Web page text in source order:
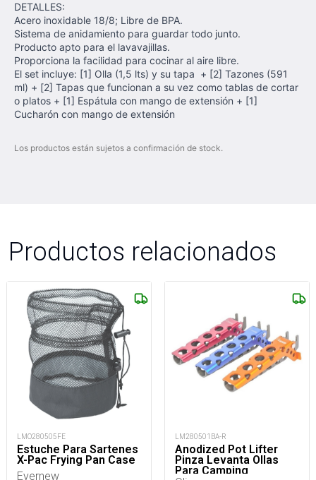
DETALLES:
Acero inoxidable 18/8; Libre de BPA.
Sistema de anidamiento para guardar todo junto.
Producto apto para el lavavajillas.
Proporciona la facilidad para cocinar al aire libre.
El set incluye: [1] Olla (1,5 lts) y su tapa + [2] Tazones (591
ml) + [2] Tapas que funcionan a su vez como tablas de cortar
o platos + [1] Espátula con mango de extensión + [1]
Cucharón con mango de extensión
Los productos están sujetos a confirmación de stock.
Productos relacionados
LMO280505FE
Estuche Para Sartenes
X-Pac Frying Pan Case
Evernew
LM280501BA-R
Anodized Pot Lifter
Pinza Levanta Ollas
Para Camping